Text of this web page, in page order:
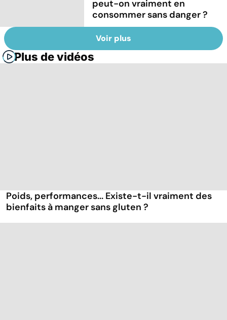
peut-on vraiment en
consommer sans danger ?
Voir plus
Plus de vidéos
Poids, performances... Existe-t-il vraiment des
bienfaits à manger sans gluten ?